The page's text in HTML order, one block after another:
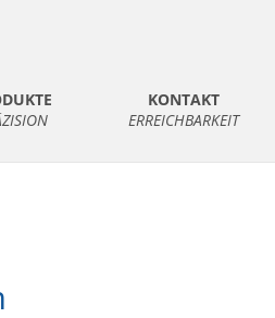
KONTAKT
ERREICHBARKEIT